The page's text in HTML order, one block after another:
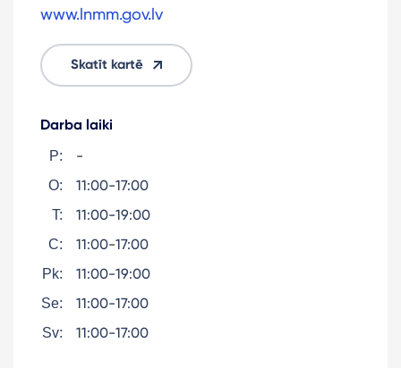
www.lnmm.gov.lv
Skatīt kartē
Darba laiki
P: -
O: 11:00-17:00
T: 11:00-19:00
C: 11:00-17:00
Pk: 11:00-19:00
Se: 11:00-17:00
Sv: 11:00-17:00